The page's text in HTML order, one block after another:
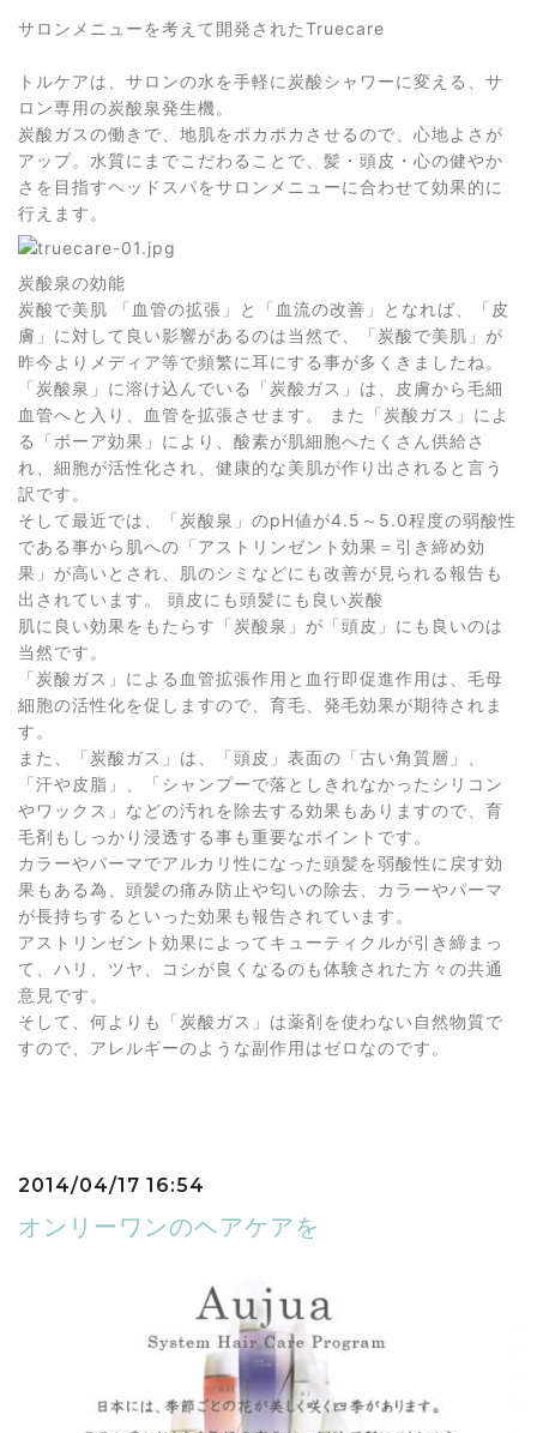
サロンメニューを考えて開発されたTruecare
トルケアは、サロンの水を手軽に炭酸シャワーに変える、サ
ロン専用の炭酸泉発生機。
炭酸ガスの働きで、地肌をポカポカさせるので、心地よさが
アップ。水質にまでこだわることで、髪・頭皮・心の健やか
さを目指すヘッドスパをサロンメニューに合わせて効果的に
行えます。
炭酸泉の効能
炭酸で美肌 「血管の拡張」と「血流の改善」となれば、「皮
膚」に対して良い影響があるのは当然で、「炭酸で美肌」が
昨今よりメディア等で頻繁に耳にする事が多くきましたね。
「炭酸泉」に溶け込んでいる「炭酸ガス」は、皮膚から毛細
血管へと入り、血管を拡張させます。 また「炭酸ガス」によ
る「ボーア効果」により、酸素が肌細胞へたくさん供給さ
れ、細胞が活性化され、健康的な美肌が作り出されると言う
訳です。
そして最近では、「炭酸泉」のpH値が4.5～5.0程度の弱酸性
である事から肌への「アストリンゼント効果＝引き締め効
果」が高いとされ、肌のシミなどにも改善が見られる報告も
出されています。 頭皮にも頭髪にも良い炭酸
肌に良い効果をもたらす「炭酸泉」が「頭皮」にも良いのは
当然です。
「炭酸ガス」による血管拡張作用と血行即促進作用は、毛母
細胞の活性化を促しますので、育毛、発毛効果が期待されま
す。
また、「炭酸ガス」は、「頭皮」表面の「古い角質層」、
「汗や皮脂」、「シャンプーで落としきれなかったシリコン
やワックス」などの汚れを除去する効果もありますので、育
毛剤もしっかり浸透する事も重要なポイントです。
カラーやパーマでアルカリ性になった頭髪を弱酸性に戻す効
果もある為、頭髪の痛み防止や匂いの除去、カラーやパーマ
が長持ちするといった効果も報告されています。
アストリンゼント効果によってキューティクルが引き締まっ
て、ハリ、ツヤ、コシが良くなるのも体験された方々の共通
意見です。
そして、何よりも「炭酸ガス」は薬剤を使わない自然物質で
すので、アレルギーのような副作用はゼロなのです。
2014/04/17 16:54
オンリーワンのヘアケアを